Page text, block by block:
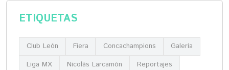
ETIQUETAS
Club León Fiera Concachampions
Galería
Liga MX
Nicolás Larcamón
Reportajes